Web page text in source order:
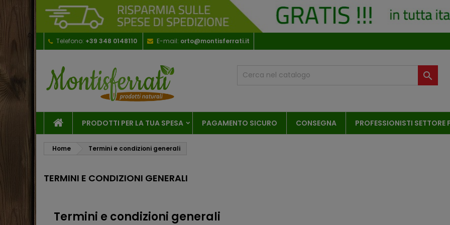
Telefono: +39 348 0148110 E-mail: orto@montisferrati.it

PRODOTTI PER LA TUA SPESA PAGAMENTO SICURO CONSEGNA PROFESSIONISTI SETTORE
Home Termini e condizioni generali
TERMINI E CONDIZIONI GENERALI
Termini e condizioni generali